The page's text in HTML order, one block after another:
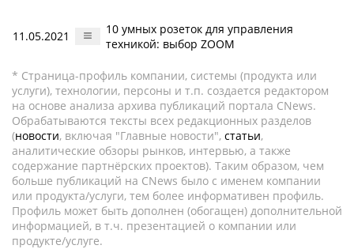
11.05.2021
10 умных розеток для управления
техникой: выбор ZOOM
* Страница-профиль компании, системы (продукта или
услуги), технологии, персоны и т.п. создается редактором
на основе анализа архива публикаций портала CNews.
Обрабатываются тексты всех редакционных разделов
(новости, включая "Главные новости", статьи,
аналитические обзоры рынков, интервью, а также
содержание партнёрских проектов). Таким образом, чем
больше публикаций на CNews было с именем компании
или продукта/услуги, тем более информативен профиль.
Профиль может быть дополнен (обогащен) дополнительной
информацией, в т.ч. презентацией о компании или
продукте/услуге.